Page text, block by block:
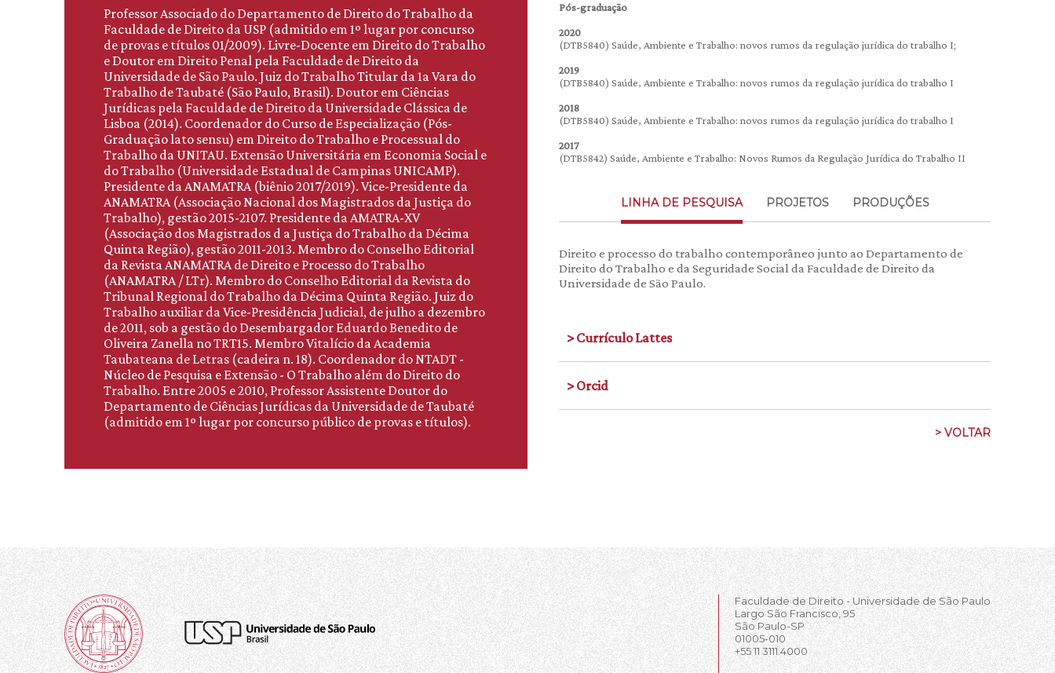
Professor Associado do Departamento de Direito do Trabalho da
Faculdade de Direito da USP (admitido em 1º lugar por concurso
de provas e títulos 01/2009). Livre-Docente em Direito do Trabalho
e Doutor em Direito Penal pela Faculdade de Direito da
Universidade de São Paulo. Juiz do Trabalho Titular da 1a Vara do
Trabalho de Taubaté (São Paulo, Brasil). Doutor em Ciências
Jurídicas pela Faculdade de Direito da Universidade Clássica de
Lisboa (2014). Coordenador do Curso de Especialização (Pós-
Graduação lato sensu) em Direito do Trabalho e Processual do
Trabalho da UNITAU. Extensão Universitária em Economia Social e
do Trabalho (Universidade Estadual de Campinas UNICAMP).
Presidente da ANAMATRA (biênio 2017/2019). Vice-Presidente da
ANAMATRA (Associação Nacional dos Magistrados da Justiça do
Trabalho), gestão 2015-2107. Presidente da AMATRA-XV
(Associação dos Magistrados d a Justiça do Trabalho da Décima
Quinta Região), gestão 2011-2013. Membro do Conselho Editorial
da Revista ANAMATRA de Direito e Processo do Trabalho
(ANAMATRA / LTr). Membro do Conselho Editorial da Revista do
Tribunal Regional do Trabalho da Décima Quinta Região. Juiz do
Trabalho auxiliar da Vice-Presidência Judicial, de julho a dezembro
de 2011, sob a gestão do Desembargador Eduardo Benedito de
Oliveira Zanella no TRT15. Membro Vitalício da Academia
Taubateana de Letras (cadeira n. 18). Coordenador do NTADT -
Núcleo de Pesquisa e Extensão - O Trabalho além do Direito do
Trabalho. Entre 2005 e 2010, Professor Assistente Doutor do
Departamento de Ciências Jurídicas da Universidade de Taubaté
(admitido em 1º lugar por concurso público de provas e títulos).
Pós-graduação
2020
(DTB5840) Saúde, Ambiente e Trabalho: novos rumos da regulação jurídica do trabalho I;
2019
(DTB5840) Saúde, Ambiente e Trabalho: novos rumos da regulação jurídica do trabalho I
2018
(DTB5840) Saúde, Ambiente e Trabalho: novos rumos da regulação jurídica do trabalho I
2017
(DTB5842) Saúde, Ambiente e Trabalho: Novos Rumos da Regulação Jurídica do Trabalho II
LINHA DE PESQUISA PROJETOS PRODUÇÕES
Direito e processo do trabalho contemporâneo junto ao Departamento de
Direito do Trabalho e da Seguridade Social da Faculdade de Direito da
Universidade de São Paulo.
> Currículo Lattes
> Orcid
> VOLTAR
Faculdade de Direito - Universidade de São Paulo
Largo São Francisco, 95
São Paulo-SP
01005-010
+55 11 3111.4000